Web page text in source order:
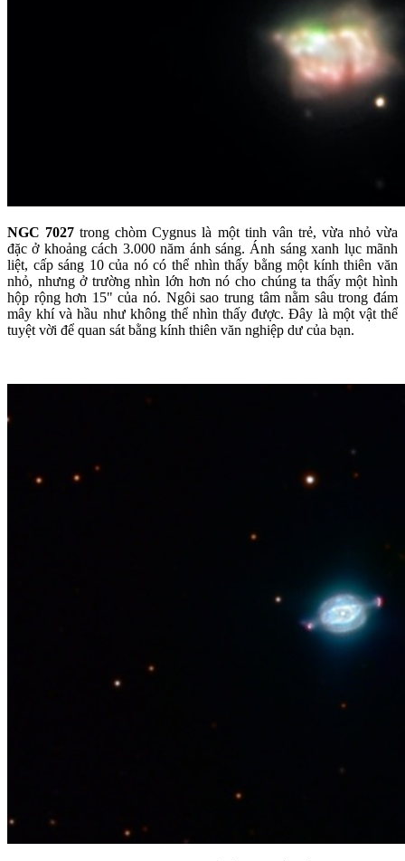
NGC 7027 trong chòm Cygnus là một tinh vân trẻ, vừa nhỏ vừa
đặc ở khoảng cách 3.000 năm ánh sáng. Ánh sáng xanh lục mãnh
liệt, cấp sáng 10 của nó có thể nhìn thấy bằng một kính thiên văn
nhỏ, nhưng ở trường nhìn lớn hơn nó cho chúng ta thấy một hình
hộp rộng hơn 15" của nó. Ngôi sao trung tâm nằm sâu trong đám
mây khí và hầu như không thể nhìn thấy được. Đây là một vật thể
tuyệt vời để quan sát bằng kính thiên văn nghiệp dư của bạn.